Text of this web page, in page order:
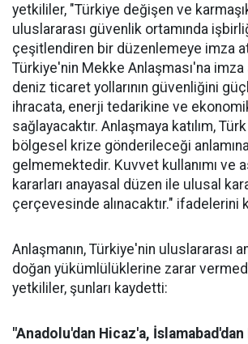
yetkililer, "Türkiye değişen ve
uluslararası güvenlik ortamında
çeşitlendiren bir düzenlemeye imza
Türkiye'nin Mekke Anlaşması'na imza
deniz ticaret yollarının güvenliğini
ihracata, enerji tedarikine ve
sağlayacaktır. Anlaşmaya katılım,
bölgesel krize gönderileceği
gelmemektedir. Kuvvet kullanımı ve
kararları anayasal düzen ile ulusal
çerçevesinde alınacaktır." ifadelerini
Anlaşmanın, Türkiye'nin uluslararası
doğan yükümlülüklerine zarar
yetkililer, şunları kaydetti:
"Anadolu'dan Hicaz'a, İslamabad'dan